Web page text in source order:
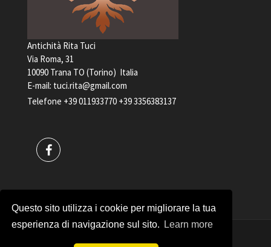
Questo sito utilizza i cookie per migliorare la tua
esperienza di navigazione sul sito.
Learn more
Antichità Rita Tuci
Via Roma, 31
10090 Trana TO (Torino) Italia
E-mail: tuci.rita@gmail.com
Telefone +39 011933770 +39 3356383137